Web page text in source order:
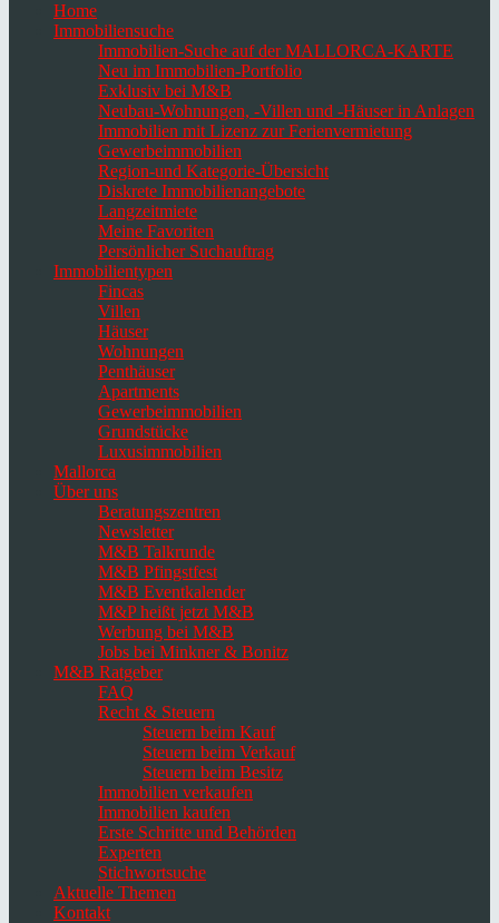
Home
Immobiliensuche
Immobilien-Suche auf der MALLORCA-KARTE
Neu im Immobilien-Portfolio
Exklusiv bei M&B
Neubau-Wohnungen, -Villen und -Häuser in Anlagen
Immobilien mit Lizenz zur Ferienvermietung
Gewerbeimmobilien
Region-und Kategorie-Übersicht
Diskrete Immobilienangebote
Langzeitmiete
Meine Favoriten
Persönlicher Suchauftrag
Immobilientypen
Fincas
Villen
Häuser
Wohnungen
Penthäuser
Apartments
Gewerbeimmobilien
Grundstücke
Luxusimmobilien
Mallorca
Über uns
Beratungszentren
Newsletter
M&B Talkrunde
M&B Pfingstfest
M&B Eventkalender
M&P heißt jetzt M&B
Werbung bei M&B
Jobs bei Minkner & Bonitz
M&B Ratgeber
FAQ
Recht & Steuern
Steuern beim Kauf
Steuern beim Verkauf
Steuern beim Besitz
Immobilien verkaufen
Immobilien kaufen
Erste Schritte und Behörden
Experten
Stichwortsuche
Aktuelle Themen
Kontakt